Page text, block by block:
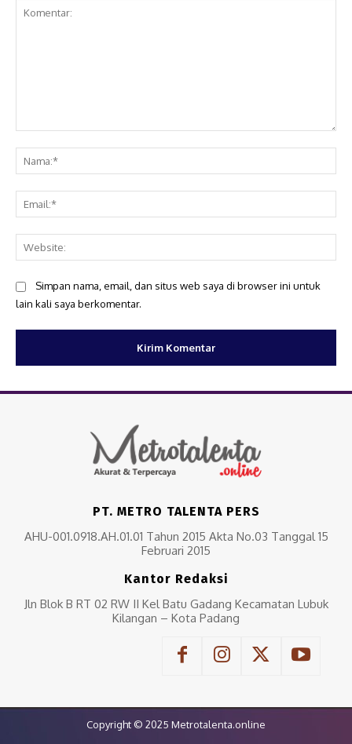
Simpan nama, email, dan situs web saya di browser ini untuk
lain kali saya berkomentar.
PT. METRO TALENTA PERS
AHU-001.0918.AH.01.01 Tahun 2015 Akta No.03 Tanggal 15
Februari 2015
Kantor Redaksi
Jln Blok B RT 02 RW II Kel Batu Gadang Kecamatan Lubuk
Kilangan – Kota Padang
Copyright © 2025 Metrotalenta.online